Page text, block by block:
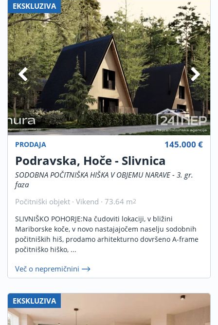
EKSKLUZIVA
PRODAJA
Podravska, Hoče - Slivnica
SODOBNA POČITNIŠKA HIŠKA V OBJEMU NARAVE - 3. gr.
faza
Počitniški objekt · Vikend · 73.64 m2
145.000 €
SLIVNIŠKO POHORJE:Na čudoviti lokaciji, v bližini
Mariborske koče, v novo nastajajočem naselju sodobnih
počitniških hiš, prodamo arhitekturno dovršeno A-frame
počitniško hiško, ...
Več o nepremičnini
EKSKLUZIVA